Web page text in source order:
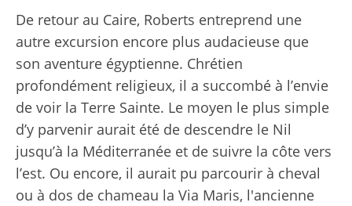
De retour au Caire, Roberts entreprend une
autre excursion encore plus audacieuse que
son aventure égyptienne. Chrétien
profondément religieux, il a succombé à l’envie
de voir la Terre Sainte. Le moyen le plus simple
d’y parvenir aurait été de descendre le Nil
jusqu’à la Méditerranée et de suivre la côte vers
l’est. Ou encore, il aurait pu parcourir à cheval
ou à dos de chameau la Via Maris, l'ancienne